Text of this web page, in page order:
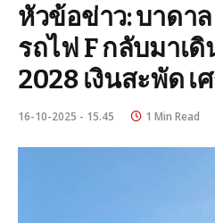
หัวข้อข่าว: บาดา
รถไฟ F กลับมาเ
2028 เงินสะพัด เ
16-10-2025 - 15.45 1 Min Read